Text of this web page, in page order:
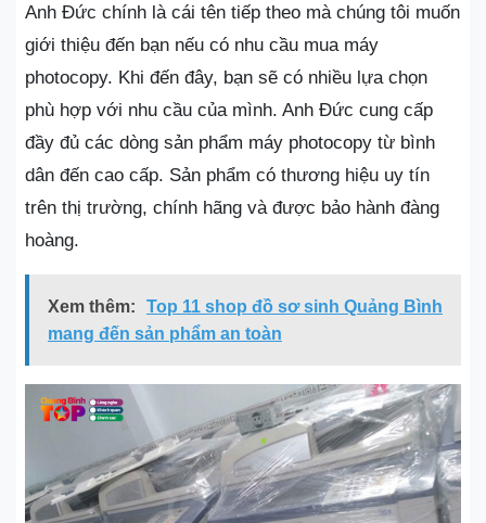
Anh Đức chính là cái tên tiếp theo mà chúng tôi muốn
giới thiệu đến bạn nếu có nhu cầu mua máy
photocopy. Khi đến đây, bạn sẽ có nhiều lựa chọn
phù hợp với nhu cầu của mình. Anh Đức cung cấp
đầy đủ các dòng sản phẩm máy photocopy từ bình
dân đến cao cấp. Sản phẩm có thương hiệu uy tín
trên thị trường, chính hãng và được bảo hành đàng
hoàng.
Xem thêm:
Top 11 shop đồ sơ sinh Quảng Bình
mang đến sản phẩm an toàn